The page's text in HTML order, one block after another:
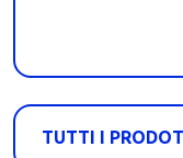
TUTTI I